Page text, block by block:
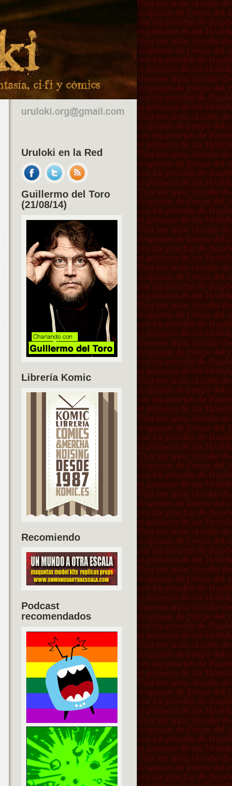
Uruloki en la Red
Guillermo del Toro
(21/08/14)
Librería Komic
Recomiendo
Podcast
recomendados